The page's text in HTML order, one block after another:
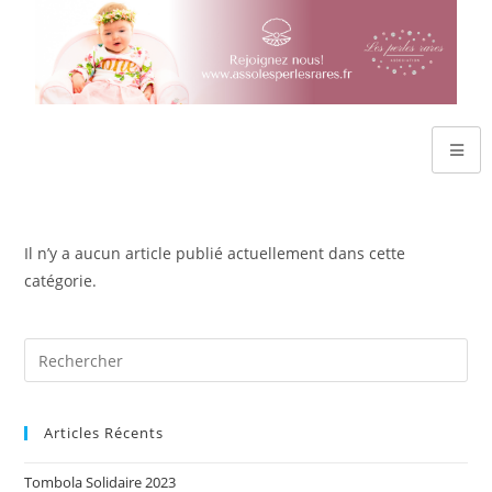
Il n’y a aucun article publié actuellement dans cette
catégorie.
Articles Récents
Tombola Solidaire 2023